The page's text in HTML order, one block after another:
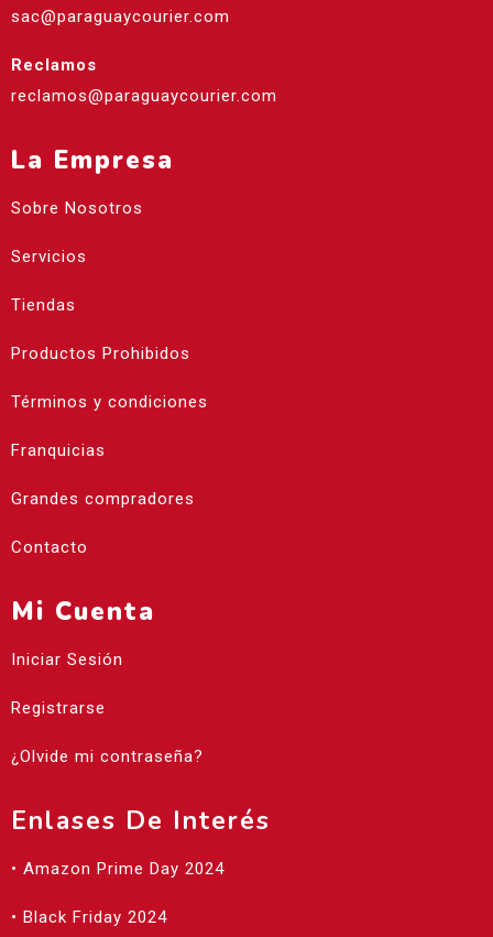
sac@paraguaycourier.com
Reclamos
reclamos@paraguaycourier.com
La Empresa
Sobre Nosotros
Servicios
Tiendas
Productos Prohibidos
Términos y condiciones
Franquicias
Grandes compradores
Contacto
Mi Cuenta
Iniciar Sesión
Registrarse
¿Olvide mi contraseña?
Enlases De Interés
• Amazon Prime Day 2024
• Black Friday 2024